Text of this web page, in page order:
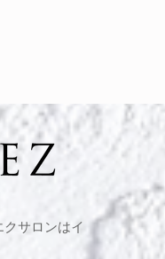
サロンはイ